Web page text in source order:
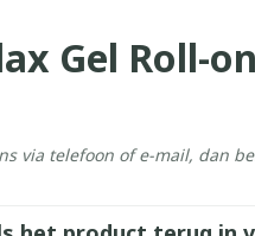
Gel Roll-
via telefoon of e-mail, dan